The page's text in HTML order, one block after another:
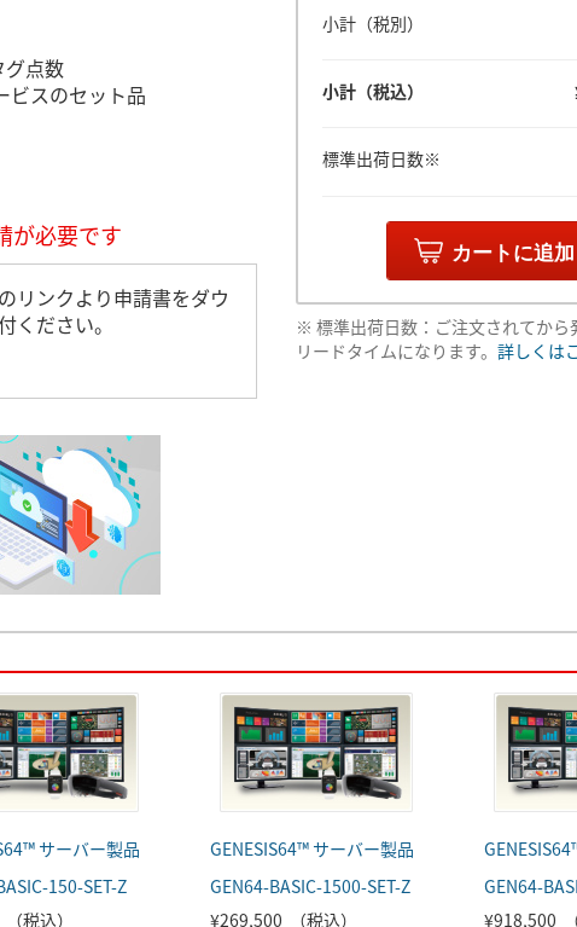
グ点数
ビスのセット品
が必要です
リンクより申請書をダウ
ください。
小計（税別）
小計（税込）
標準出荷日数※
カートに追加
※ 標準出荷日数：ご注文されてから
リードタイムになります。 詳しくは
サーバー製品
150-SET-Z
税込）
GENESIS64™ サーバー製品
GEN64-BASIC-1500-SET-Z
¥269,500 （税込）
¥918,500 （